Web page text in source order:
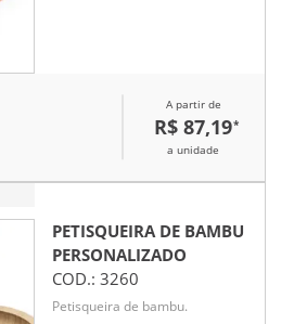
nos materiais naturais pode
variar entre produtos. 100 x 100
A partir de
R$ 87,19*
a unidade
PETISQUEIRA DE BAMBU
PERSONALIZADO
COD.: 3260
Petisqueira de bambu.